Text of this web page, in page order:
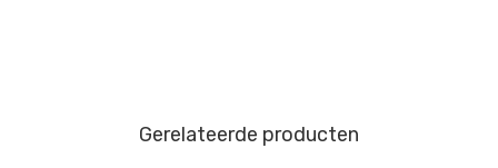
Gerelateerde producten